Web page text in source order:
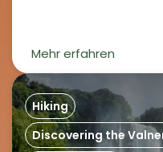
Mehr erfahren
Hiking
Discovering the